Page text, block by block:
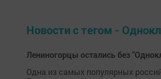
Новости с тегом -
Лениногорцы остались без
Одна из самых популярных